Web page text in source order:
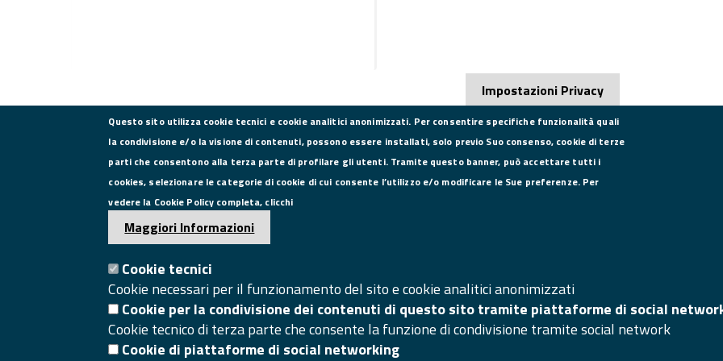
CONTATTI
Via Roma, 75, 81100 Caserta
Tel. 0823249111
camera.commercio.caserta@ce.legalmail.camcom.it
Email: info@ce.camcom.it
DATI PER LA FATTURAZIONE
Impostazioni Privacy
Questo sito utilizza cookie tecnici e cookie analitici anonimizzati. Per consentire specifiche funzionalità quali
la condivisione e/o la visione di contenuti, possono essere installati, solo previo Suo consenso, cookie di terze
parti che consentono alla terza parte di profilare gli utenti. Tramite questo banner, può accettare tutti i
cookies, selezionare le categorie di cookie di cui consente l’utilizzo e/o modificare le Sue preferenze. Per
vedere la Cookie Policy completa, clicchi
Maggiori Informazioni
Cookie tecnici
Cookie necessari per il funzionamento del sito e cookie analitici anonimizzati
Cookie per la condivisione dei contenuti di questo sito tramite piattaforme di social
Cookie tecnico di terza parte che consente la funzione di condivisione tramite social network
Cookie di piattaforme di social networking